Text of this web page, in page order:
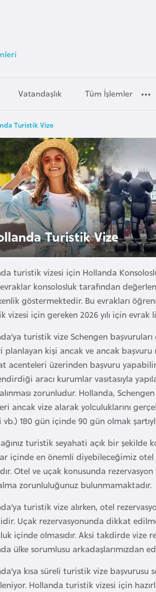
Vatandaşlık Tüm İşlemler
Turistik Vize
Turistik Vize
turistik vizesi için Hollanda
konsolosluk tarafından
göstermektedir. Bu evrakları
vizesi için gereken 2026 yılı için
turistik vize Schengen
planlayan kişi ancak ve ancak
acenteleri üzerinden başvuru
aracı kurumlar vasıtasıyla
zorunludur. Hollanda,
ancak vize alarak yolculuklarını
vb.) 180 gün içinde 90 gün olmak
turistik seyahati açık bir şekilde
içinde en önemli diyebileceğimiz otel
Otel ve uçak konusunda
zorunluluğunuz bulunmamaktadır.
turistik vize alırken, otel
Uçak rezervasyonunda dikkat
içinde olmasıdır. Aksi takdirde vize
ülke sorumlusu arkadaşlarımızdan
kısa süreli turistik vize
Hollanda turistik vizesi için